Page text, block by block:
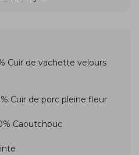
Cuir de vachette velours
Cuir de porc pleine fleur
Caoutchouc